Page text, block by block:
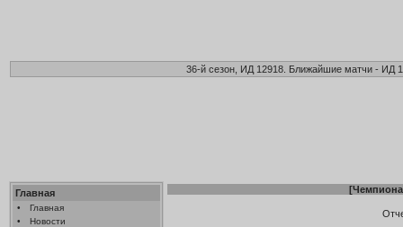
36-й сезон, ИД 12918. Ближайшие матчи - ИД
Главная
•
Главная
•
Новости
[